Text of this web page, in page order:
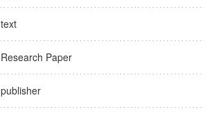
text
Research Paper
publisher